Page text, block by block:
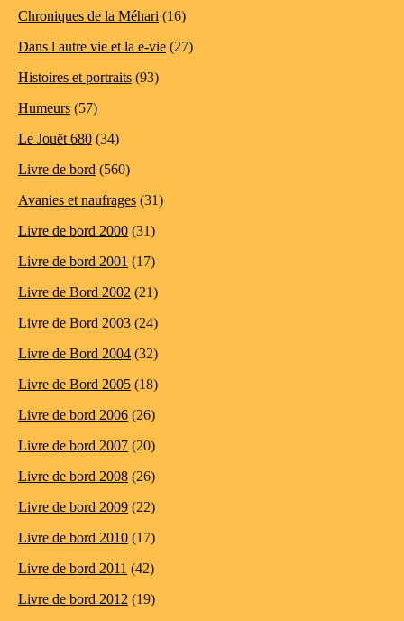
Chroniques de la Méhari (16)
Dans l autre vie et la e-vie (27)
Histoires et portraits (93)
Humeurs (57)
Le Jouët 680 (34)
Livre de bord (560)
Avanies et naufrages (31)
Livre de bord 2000 (31)
Livre de bord 2001 (17)
Livre de Bord 2002 (21)
Livre de Bord 2003 (24)
Livre de Bord 2004 (32)
Livre de Bord 2005 (18)
Livre de bord 2006 (26)
Livre de bord 2007 (20)
Livre de bord 2008 (26)
Livre de bord 2009 (22)
Livre de bord 2010 (17)
Livre de bord 2011 (42)
Livre de bord 2012 (19)